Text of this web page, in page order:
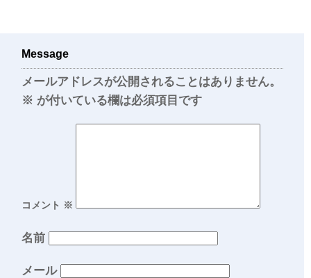
Message
メールアドレスが公開されることはありません。
※ が付いている欄は必須項目です
コメント ※
名前
メール